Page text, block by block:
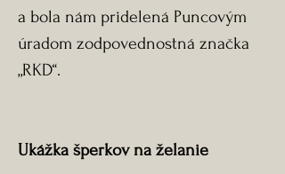
a bola nám pridelená Puncovým
úradom zodpovednostná značka
„RKD“.
Ukážka šperkov na želanie